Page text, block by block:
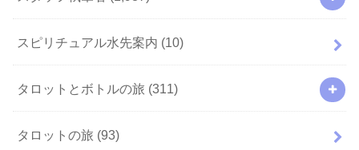
スピリチュアル水先案内 (10)
タロットとボトルの旅 (311)
タロットの旅 (93)